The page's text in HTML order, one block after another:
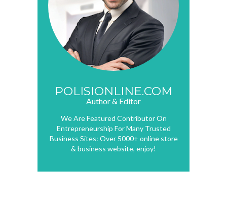
POLISIONLINE.COM
Author & Editor
We Are Featured Contributor On
Entrepreneurship For Many Trusted
Business Sites: Over 5000+ online store
& business website, enjoy!